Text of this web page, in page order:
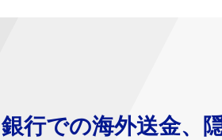
銀行での海外送金、